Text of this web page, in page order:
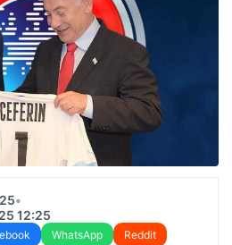
•
12:25
WhatsApp
Reddit